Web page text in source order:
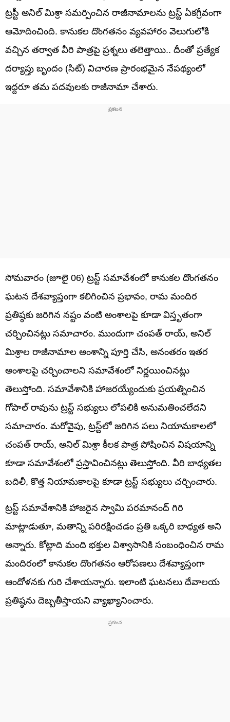
ట్రస్టీ అనిల్ మిశ్రా సమర్పించిన రాజీనామాలను ట్రస్ట్ ఏకగ్రీవంగా
ఆమోదించింది. కానుకల దొంగతనం వ్యవహారం వెలుగులోకి
వచ్చిన తర్వాత వీరి పాత్రపై ప్రశ్నలు తలెత్తాయి.. దీంతో ప్రత్యేక
దర్యాప్తు బృందం (సిట్) విచారణ ప్రారంభమైన నేపథ్యంలో
ఇద్దరూ తమ పదవులకు రాజీనామా చేశారు.
సోమవారం (జూలై 06) ట్రస్ట్ సమావేశంలో కానుకల దొంగతనం
ఘటన దేశవ్యాప్తంగా కలిగించిన ప్రభావం, రామ మందిర
ప్రతిష్ఠకు జరిగిన నష్టం వంటి అంశాలపై కూడా విస్తృతంగా
చర్చించినట్లు సమాచారం. ముందుగా చంపత్ రాయ్, అనిల్
మిశ్రాల రాజీనామాల అంశాన్ని పూర్తి చేసి, అనంతరం ఇతర
అంశాలపై చర్చించాలని సమావేశంలో నిర్ణయించినట్లు
తెలుస్తోంది. సమావేశానికి హాజరయ్యేందుకు ప్రయత్నించిన
గోపాల్ రావును ట్రస్ట్ సభ్యులు లోపలికి అనుమతించలేదని
సమాచారం. మరోవైపు, ట్రస్ట్‌లో జరిగిన పలు నియామకాలలో
చంపత్ రాయ్, అనిల్ మిశ్రా కీలక పాత్ర పోషించిన విషయాన్ని
కూడా సమావేశంలో ప్రస్తావించినట్లు తెలుస్తోంది. వీరి బాధ్యతల
బదిలీ, కొత్త నియామకాలపై కూడా ట్రస్ట్ సభ్యులు చర్చించారు.
ట్రస్ట్ సమావేశానికి హాజరైన స్వామి పరమానంద్ గిరి
మాట్లాడుతూ, మతాన్ని పరిరక్షించడం ప్రతి ఒక్కరి బాధ్యత అని
అన్నారు. కోట్లాది మంది భక్తుల విశ్వాసానికి సంబంధించిన రామ
మందిరంలో కానుకల దొంగతనం ఆరోపణలు దేశవ్యాప్తంగా
ఆందోళనకు గురి చేశాయన్నారు. ఇలాంటి ఘటనలు దేవాలయ
ప్రతిష్ఠను దెబ్బతీస్తాయని వ్యాఖ్యానించారు.